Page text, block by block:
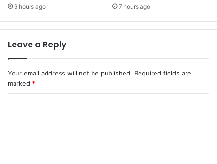
6 hours ago 7 hours ago
Leave a Reply
Your email address will not be published. Required fields are
marked *